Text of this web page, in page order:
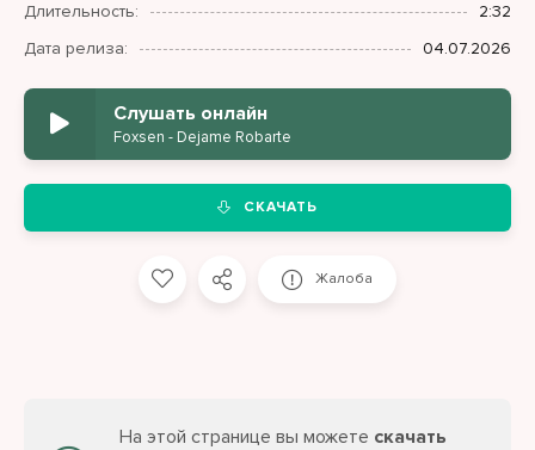
Длительность:
2:32
Дата релиза:
04.07.2026
Слушать онлайн
Foxsen - Dejame Robarte
СКАЧАТЬ
Жалоба
На этой странице вы можете скачать